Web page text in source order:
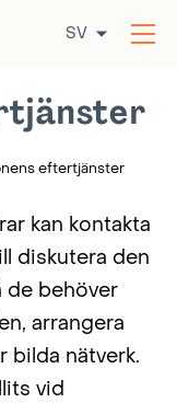
SV
eftertjänster
kan kontakta
diskutera den
de behöver
arrangera
bilda nätverk.
vid